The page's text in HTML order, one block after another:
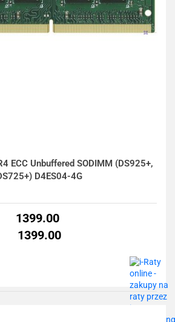
ECC Unbuffered SODIMM (DS925+,
D4ES04-4G
1399.00
1399.00